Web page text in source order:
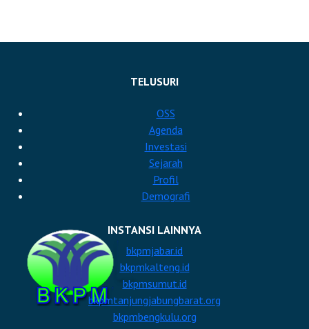
TELUSURI
OSS
Agenda
Investasi
Sejarah
Profil
Demografi
INSTANSI LAINNYA
bkpmjabar.id
bkpmkalteng.id
bkpmsumut.id
bkpmtanjungjabungbarat.org
bkpmbengkulu.org